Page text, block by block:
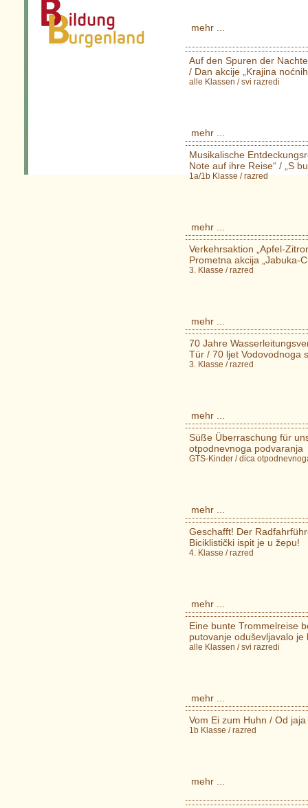
mehr ...
Auf den Spuren der
/ Dan akcije „Krajina
alle Klassen / svi razredi
mehr ...
Musikalische
Note auf ihre Reise“ / „S
1a/1b Klasse / razred
mehr ...
Verkehrsaktion „Apfel-
Prometna akcija „Jabuka-
3. Klasse / razred
mehr ...
70 Jahre
Tür / 70 ljet Vodovodnoga
3. Klasse / razred
mehr ...
Süße Überraschung für
otpodnevnoga podvaranja
GTS-Kinder / dica
mehr ...
Geschafft! Der
Biciklistički ispit je u žepu!
4. Klasse / razred
mehr ...
Eine bunte Trommelreise
putovanje oduševljavalo je
alle Klassen / svi razredi
mehr ...
Vom Ei zum Huhn / Od
1b Klasse / razred
mehr ...